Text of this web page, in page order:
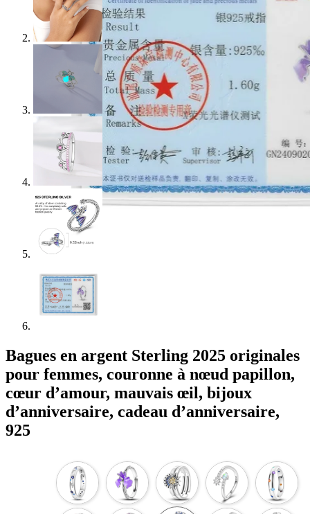
Bagues en argent Sterling 2025 originales
pour femmes, couronne à nœud papillon,
cœur d’amour, mauvais œil, bijoux
d’anniversaire, cadeau d’anniversaire,
925